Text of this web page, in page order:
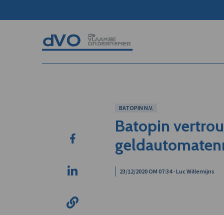
BATOPIN N.V.
Batopin
23/12/2020 OM 07:34 - Luc Willemijns